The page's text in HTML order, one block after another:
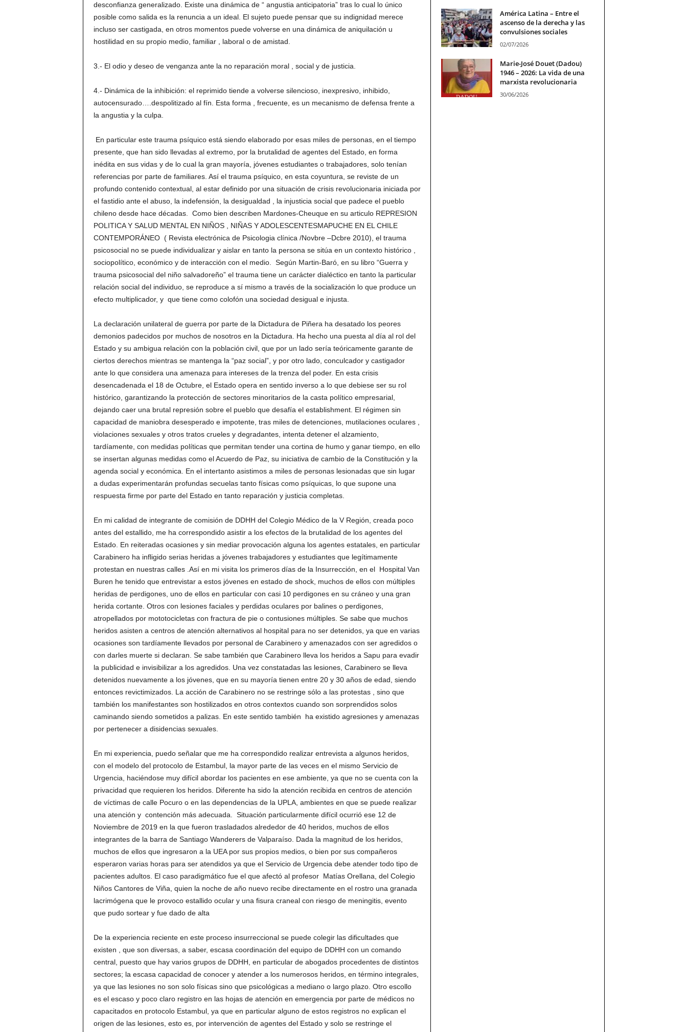
desconfianza generalizado. Existe una dinámica de “ angustia anticipatoria” tras lo cual lo único
posible como salida es la renuncia a un ideal. El sujeto puede pensar que su indignidad merece
incluso ser castigada, en otros momentos puede volverse en una dinámica de aniquilación u
hostilidad en su propio medio, familiar , laboral o de amistad.
3.- El odio y deseo de venganza ante la no reparación moral , social y de justicia.
4.- Dinámica de la inhibición: el reprimido tiende a volverse silencioso, inexpresivo, inhibido,
autocensurado….despolitizado al fín. Esta forma , frecuente, es un mecanismo de defensa frente a
la angustia y la culpa.
En particular este trauma psíquico está siendo elaborado por esas miles de personas, en el tiempo
presente, que han sido llevadas al extremo, por la brutalidad de agentes del Estado, en forma
inédita en sus vidas y de lo cual la gran mayoría, jóvenes estudiantes o trabajadores, solo tenían
referencias por parte de familiares. Así el trauma psíquico, en esta coyuntura, se reviste de un
profundo contenido contextual, al estar definido por una situación de crisis revolucionaria iniciada por
el fastidio ante el abuso, la indefensión, la desigualdad , la injusticia social que padece el pueblo
chileno desde hace décadas. Como bien describen Mardones-Cheuque en su articulo REPRESION
POLITICA Y SALUD MENTAL EN NIÑOS , NIÑAS Y ADOLESCENTESMAPUCHE EN EL CHILE
CONTEMPORÁNEO ( Revista electrónica de Psicologia clínica /Novbre –Dcbre 2010), el trauma
psicosocial no se puede individualizar y aislar en tanto la persona se sitúa en un contexto histórico ,
sociopolítico, económico y de interacción con el medio. Según Martin-Baró, en su libro “Guerra y
trauma psicosocial del niño salvadoreño” el trauma tiene un carácter dialéctico en tanto la particular
relación social del individuo, se reproduce a sí mismo a través de la socialización lo que produce un
efecto multiplicador, y que tiene como colofón una sociedad desigual e injusta.
La declaración unilateral de guerra por parte de la Dictadura de Piñera ha desatado los peores
demonios padecidos por muchos de nosotros en la Dictadura. Ha hecho una puesta al día al rol del
Estado y su ambigua relación con la población civil, que por un lado sería teóricamente garante de
ciertos derechos mientras se mantenga la “paz social”, y por otro lado, conculcador y castigador
ante lo que considera una amenaza para intereses de la trenza del poder. En esta crisis
desencadenada el 18 de Octubre, el Estado opera en sentido inverso a lo que debiese ser su rol
histórico, garantizando la protección de sectores minoritarios de la casta político empresarial,
dejando caer una brutal represión sobre el pueblo que desafía el establishment. El régimen sin
capacidad de maniobra desesperado e impotente, tras miles de detenciones, mutilaciones oculares ,
violaciones sexuales y otros tratos crueles y degradantes, intenta detener el alzamiento,
tardíamente, con medidas políticas que permitan tender una cortina de humo y ganar tiempo, en ello
se insertan algunas medidas como el Acuerdo de Paz, su iniciativa de cambio de la Constitución y la
agenda social y económica. En el intertanto asistimos a miles de personas lesionadas que sin lugar
a dudas experimentarán profundas secuelas tanto físicas como psíquicas, lo que supone una
respuesta firme por parte del Estado en tanto reparación y justicia completas.
En mi calidad de integrante de comisión de DDHH del Colegio Médico de la V Región, creada poco
antes del estallido, me ha correspondido asistir a los efectos de la brutalidad de los agentes del
Estado. En reiteradas ocasiones y sin mediar provocación alguna los agentes estatales, en particular
Carabinero ha infligido serias heridas a jóvenes trabajadores y estudiantes que legítimamente
protestan en nuestras calles .Así en mi visita los primeros días de la Insurrección, en el Hospital Van
Buren he tenido que entrevistar a estos jóvenes en estado de shock, muchos de ellos con múltiples
heridas de perdigones, uno de ellos en particular con casi 10 perdigones en su cráneo y una gran
herida cortante. Otros con lesiones faciales y perdidas oculares por balines o perdigones,
atropellados por mototocicletas con fractura de pie o contusiones múltiples. Se sabe que muchos
heridos asisten a centros de atención alternativos al hospital para no ser detenidos, ya que en varias
ocasiones son tardíamente llevados por personal de Carabinero y amenazados con ser agredidos o
con darles muerte si declaran. Se sabe también que Carabinero lleva los heridos a Sapu para evadir
la publicidad e invisibilizar a los agredidos. Una vez constatadas las lesiones, Carabinero se lleva
detenidos nuevamente a los jóvenes, que en su mayoría tienen entre 20 y 30 años de edad, siendo
entonces revictimizados. La acción de Carabinero no se restringe sólo a las protestas , sino que
también los manifestantes son hostilizados en otros contextos cuando son sorprendidos solos
caminando siendo sometidos a palizas. En este sentido también ha existido agresiones y amenazas
por pertenecer a disidencias sexuales.
En mi experiencia, puedo señalar que me ha correspondido realizar entrevista a algunos heridos,
con el modelo del protocolo de Estambul, la mayor parte de las veces en el mismo Servicio de
Urgencia, haciéndose muy difícil abordar los pacientes en ese ambiente, ya que no se cuenta con la
privacidad que requieren los heridos. Diferente ha sido la atención recibida en centros de atención
de víctimas de calle Pocuro o en las dependencias de la UPLA, ambientes en que se puede realizar
una atención y contención más adecuada. Situación particularmente difícil ocurrió ese 12 de
Noviembre de 2019 en la que fueron trasladados alrededor de 40 heridos, muchos de ellos
integrantes de la barra de Santiago Wanderers de Valparaíso. Dada la magnitud de los heridos,
muchos de ellos que ingresaron a la UEA por sus propios medios, o bien por sus compañeros
esperaron varias horas para ser atendidos ya que el Servicio de Urgencia debe atender todo tipo de
pacientes adultos. El caso paradigmático fue el que afectó al profesor Matías Orellana, del Colegio
Niños Cantores de Viña, quien la noche de año nuevo recibe directamente en el rostro una granada
lacrimógena que le provoco estallido ocular y una fisura craneal con riesgo de meningitis, evento
que pudo sortear y fue dado de alta
De la experiencia reciente en este proceso insurreccional se puede colegir las dificultades que
existen , que son diversas, a saber, escasa coordinación del equipo de DDHH con un comando
central, puesto que hay varios grupos de DDHH, en particular de abogados procedentes de distintos
sectores; la escasa capacidad de conocer y atender a los numerosos heridos, en término integrales,
ya que las lesiones no son solo físicas sino que psicológicas a mediano o largo plazo. Otro escollo
es el escaso y poco claro registro en las hojas de atención en emergencia por parte de médicos no
capacitados en protocolo Estambul, ya que en particular alguno de estos registros no explican el
origen de las lesiones, esto es, por intervención de agentes del Estado y solo se restringe el
América Latina – Entre el
ascenso de la derecha y las
convulsiones sociales
02/07/2026
Marie-José Douet (Dadou)
1946 – 2026: La vida de una
marxista revolucionaria
30/06/2026